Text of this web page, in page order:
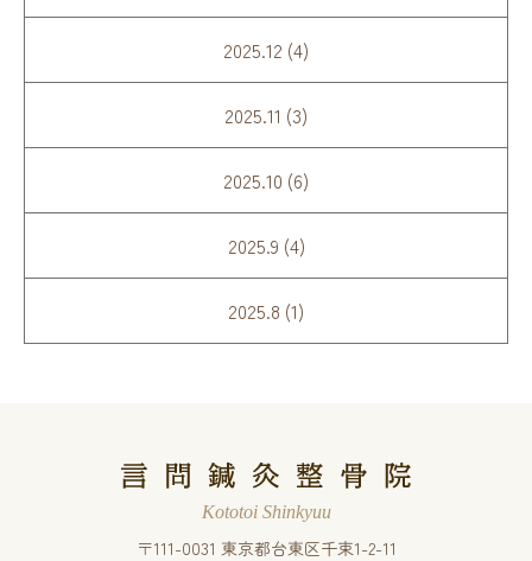
2025.12 (4)
2025.11 (3)
2025.10 (6)
2025.9 (4)
2025.8 (1)
Kototoi Shinkyuu
〒111-0031 東京都台東区千束1-2-11